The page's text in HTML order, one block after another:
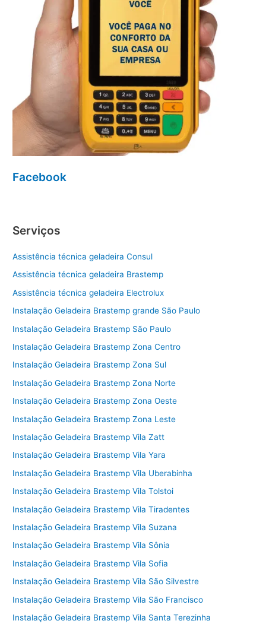
Facebook
Serviços
Assistência técnica geladeira Consul
Assistência técnica geladeira Brastemp
Assistência técnica geladeira Electrolux
Instalação Geladeira Brastemp grande São Paulo
Instalação Geladeira Brastemp São Paulo
Instalação Geladeira Brastemp Zona Centro
Instalação Geladeira Brastemp Zona Sul
Instalação Geladeira Brastemp Zona Norte
Instalação Geladeira Brastemp Zona Oeste
Instalação Geladeira Brastemp Zona Leste
Instalação Geladeira Brastemp Vila Zatt
Instalação Geladeira Brastemp Vila Yara
Instalação Geladeira Brastemp Vila Uberabinha
Instalação Geladeira Brastemp Vila Tolstoi
Instalação Geladeira Brastemp Vila Tiradentes
Instalação Geladeira Brastemp Vila Suzana
Instalação Geladeira Brastemp Vila Sônia
Instalação Geladeira Brastemp Vila Sofia
Instalação Geladeira Brastemp Vila São Silvestre
Instalação Geladeira Brastemp Vila São Francisco
Instalação Geladeira Brastemp Vila Santa Terezinha